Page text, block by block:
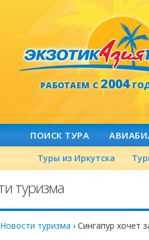
РАБОТАЕМ С2004
ПОИСК ТУРА
Туры из Иркутска
туризма
Новости туризма › Сингапур хочет